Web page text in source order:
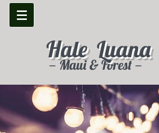
－Maui & Forest－
Hale Luana